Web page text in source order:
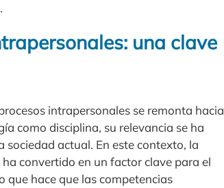
una clave
intrapersonales se remonta hacia
como disciplina, su relevancia se ha
actual. En este contexto, la
convertido en un factor clave para el
que hace que las competencias